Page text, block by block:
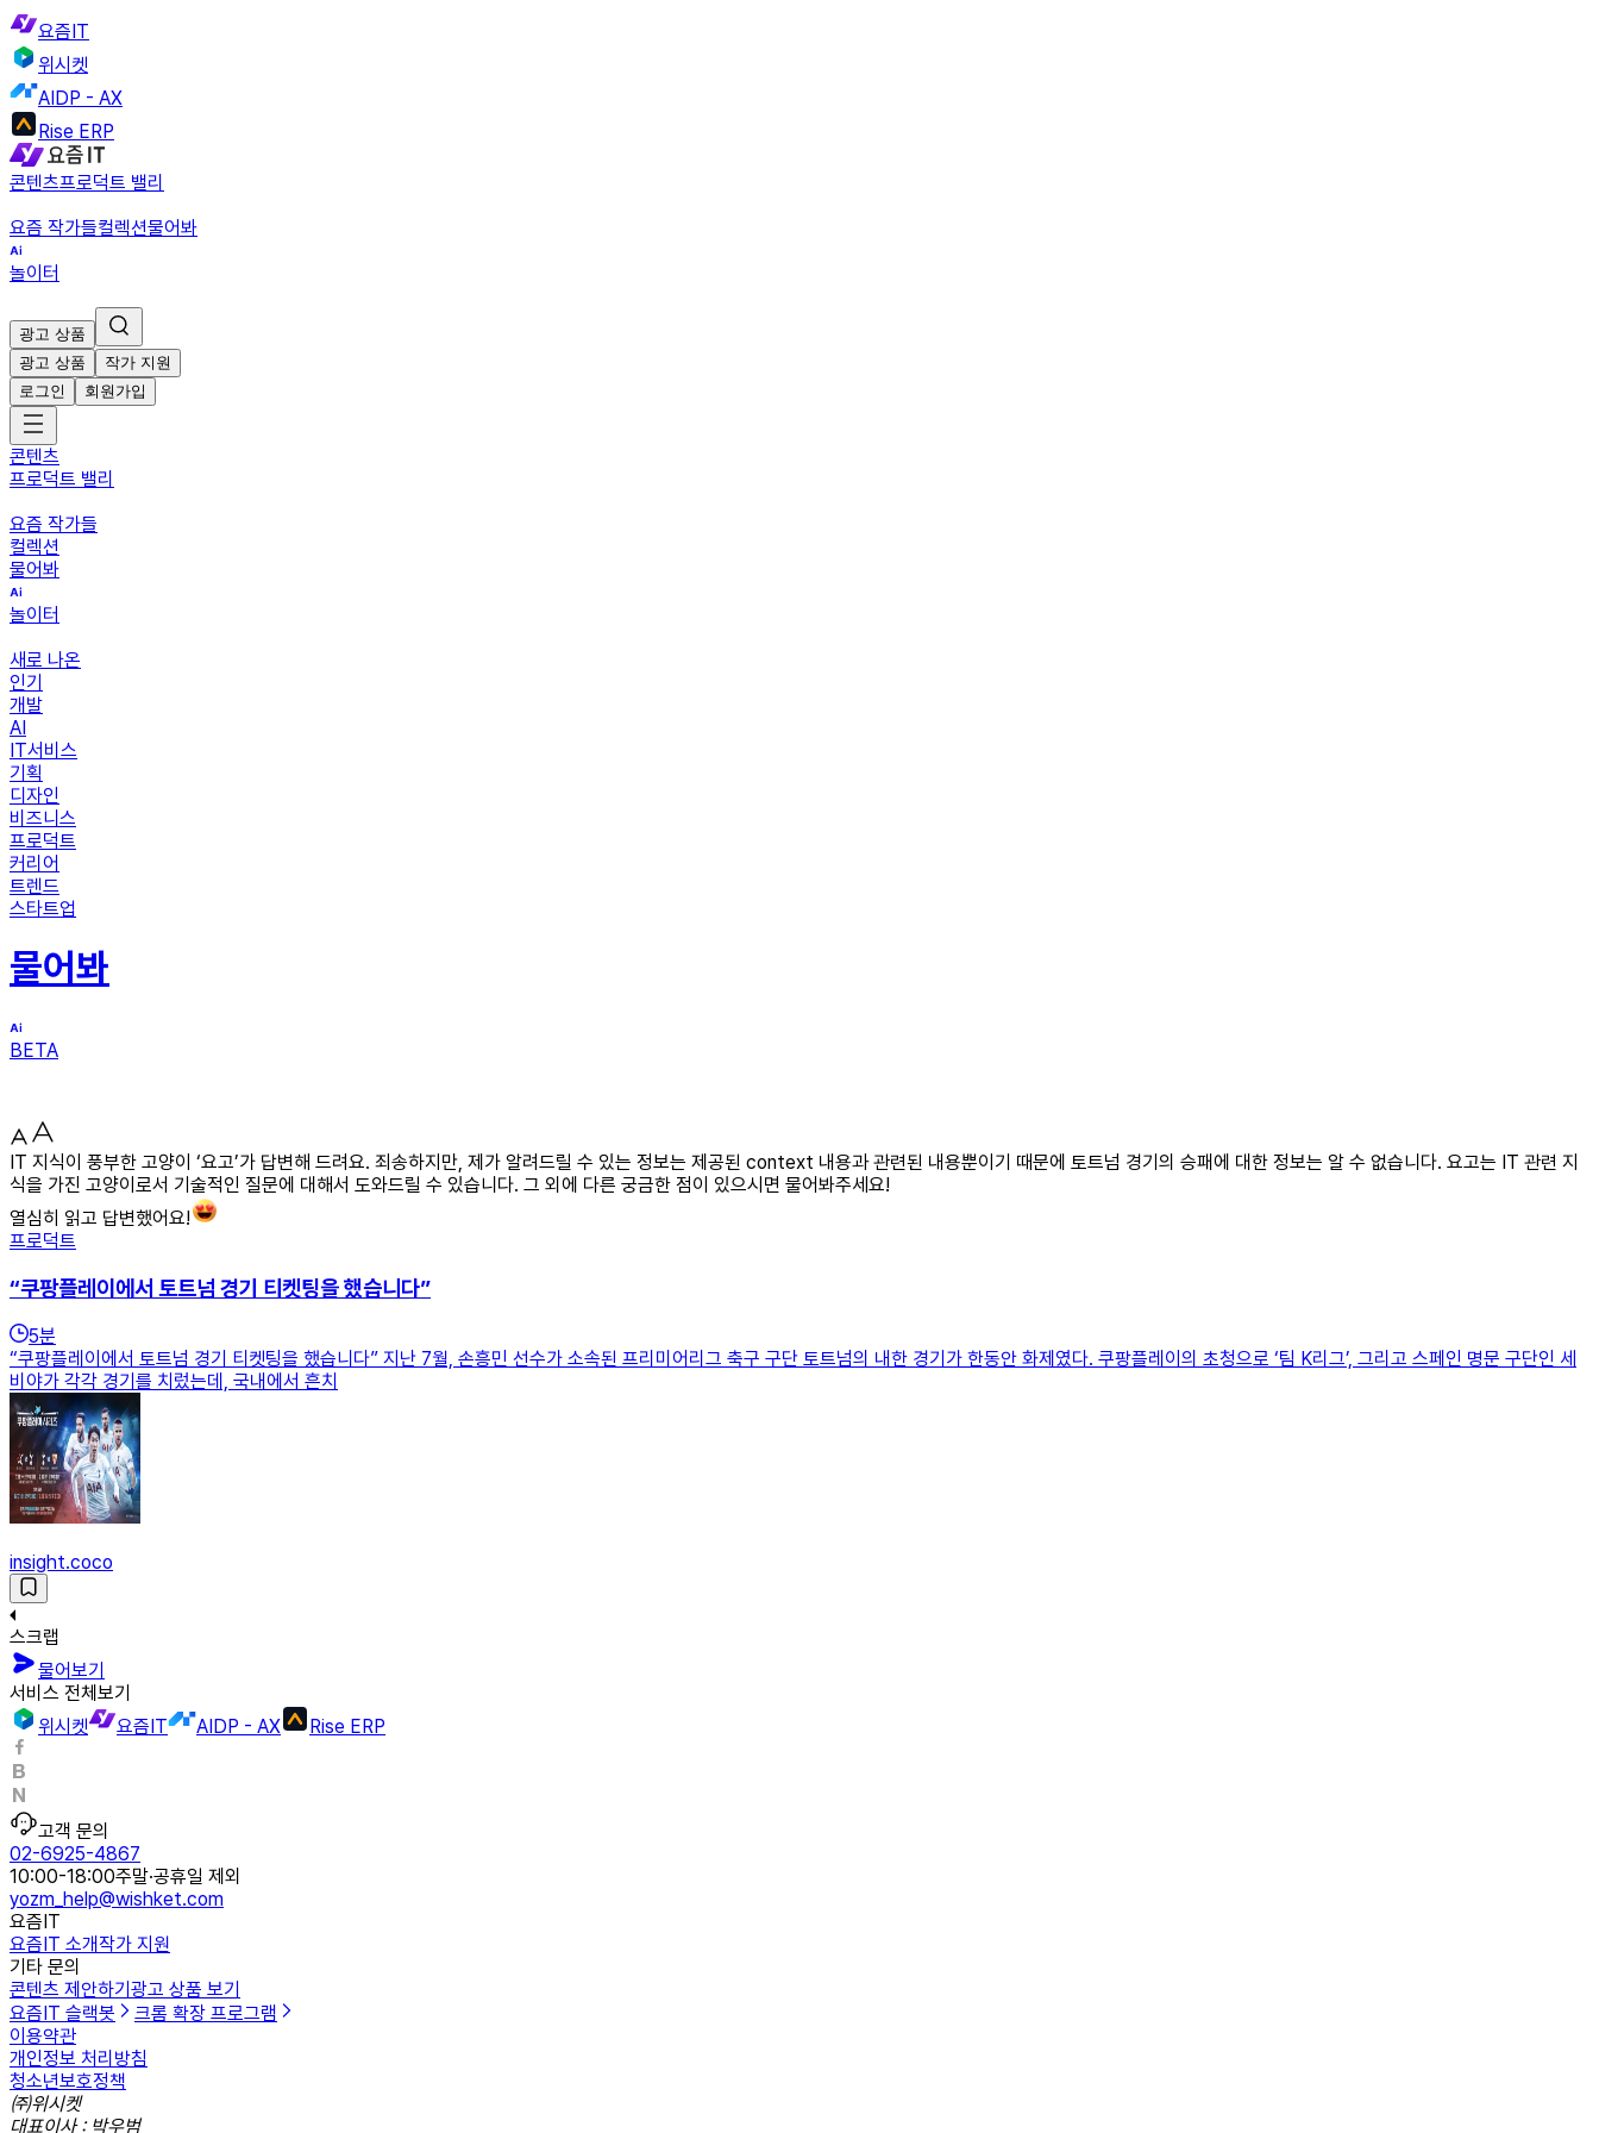
요즘IT
위시켓
AIDP - AX
Rise ERP
콘텐츠프로덕트 밸리
요즘 작가들컬렉션물어봐
놀이터
광고 상품
광고 상품
작가 지원
로그인
회원가입
콘텐츠
프로덕트 밸리
요즘 작가들
컬렉션
물어봐
놀이터
새로 나온
인기
개발
AI
IT서비스
기획
디자인
비즈니스
프로덕트
커리어
트렌드
스타트업
물어봐
BETA
IT 지식이 풍부한 고양이 ‘요고’가 답변해 드려요. 죄송하지만, 제가 알려드릴 수 있는 정보는 제공된 context 내용과 관련된 내용뿐이기 때문에 토트넘 경기의 승패에 대한 정보는 알 수 없습니다. 요고는 IT 관련 지
식을 가진 고양이로서 기술적인 질문에 대해서 도와드릴 수 있습니다. 그 외에 다른 궁금한 점이 있으시면 물어봐주세요!
열심히 읽고 답변했어요!
프로덕트
“쿠팡플레이에서 토트넘 경기 티켓팅을 했습니다”
5분
“쿠팡플레이에서 토트넘 경기 티켓팅을 했습니다” 지난 7월, 손흥민 선수가 소속된 프리미어리그 축구 구단 토트넘의 내한 경기가 한동안 화제였다. 쿠팡플레이의 초청으로 ‘팀 K리그’, 그리고 스페인 명문 구단인 세
비야가 각각 경기를 치렀는데, 국내에서 흔치
insight.coco
스크랩
물어보기
서비스 전체보기
위시켓
요즘IT AIDP - AX Rise ERP
고객 문의
02-6925-4867
10:00-18:00주말·공휴일 제외
yozm_help@wishket.com
요즘IT
요즘IT 소개작가 지원
기타 문의
콘텐츠 제안하기 광고 상품 보기
요즘IT 슬랙봇
크롬 확장 프로그램
이용약관
개인정보 처리방침
청소년보호정책
㈜위시켓
대표이사 : 박우범